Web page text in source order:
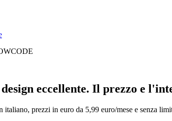
eccellente. Il prezzo e
italiano, prezzi in euro da 5,99 euro/mese e senza